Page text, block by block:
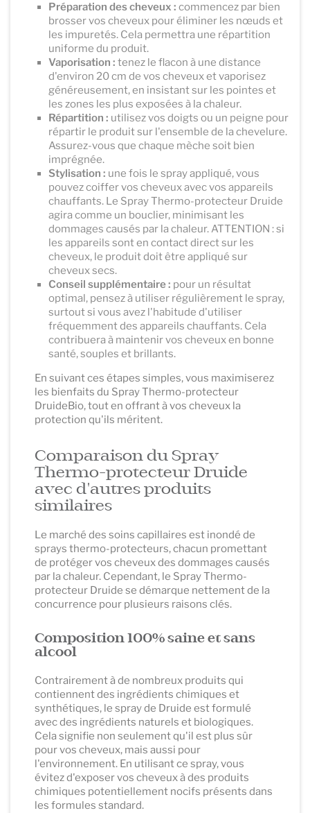
Préparation des cheveux : commencez par bien
brosser vos cheveux pour éliminer les nœuds et
les impuretés. Cela permettra une répartition
uniforme du produit.
Vaporisation : tenez le flacon à une distance
d'environ 20 cm de vos cheveux et vaporisez
généreusement, en insistant sur les pointes et
les zones les plus exposées à la chaleur.
Répartition : utilisez vos doigts ou un peigne pour
répartir le produit sur l'ensemble de la chevelure.
Assurez-vous que chaque mèche soit bien
imprégnée.
Stylisation : une fois le spray appliqué, vous
pouvez coiffer vos cheveux avec vos appareils
chauffants. Le Spray Thermo-protecteur Druide
agira comme un bouclier, minimisant les
dommages causés par la chaleur. ATTENTION : si
les appareils sont en contact direct sur les
cheveux, le produit doit être appliqué sur
cheveux secs.
Conseil supplémentaire : pour un résultat
optimal, pensez à utiliser régulièrement le spray,
surtout si vous avez l'habitude d'utiliser
fréquemment des appareils chauffants. Cela
contribuera à maintenir vos cheveux en bonne
santé, souples et brillants.
En suivant ces étapes simples, vous maximiserez
les bienfaits du Spray Thermo-protecteur
DruideBio, tout en offrant à vos cheveux la
protection qu'ils méritent.
Comparaison du Spray
Thermo-protecteur Druide
avec d'autres produits
similaires
Le marché des soins capillaires est inondé de
sprays thermo-protecteurs, chacun promettant
de protéger vos cheveux des dommages causés
par la chaleur. Cependant, le Spray Thermo-
protecteur Druide se démarque nettement de la
concurrence pour plusieurs raisons clés.
Composition 100% saine et sans
alcool
Contrairement à de nombreux produits qui
contiennent des ingrédients chimiques et
synthétiques, le spray de Druide est formulé
avec des ingrédients naturels et biologiques.
Cela signifie non seulement qu'il est plus sûr
pour vos cheveux, mais aussi pour
l'environnement. En utilisant ce spray, vous
évitez d'exposer vos cheveux à des produits
chimiques potentiellement nocifs présents dans
les formules standard.